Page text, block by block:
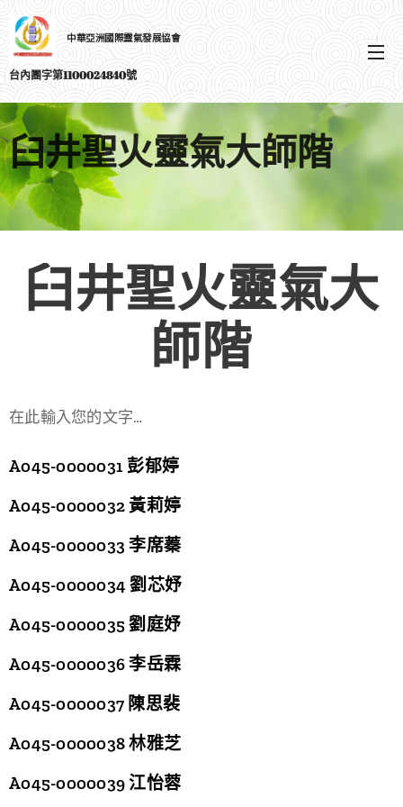
中華亞洲國際靈氣發展協會
台內團字第1100024840號
臼井聖火靈氣大師階
臼井聖火靈氣大
師階
在此輸入您的文字…
A045-0000031 彭郁婷
A045-0000032 黃莉婷
A045-0000033 李席蓁
A045-0000034 劉芯妤
A045-0000035 劉庭妤
A045-0000036 李岳霖
A045-0000037 陳思裴
A045-0000038 林雅芝
A045-0000039 江怡蓉